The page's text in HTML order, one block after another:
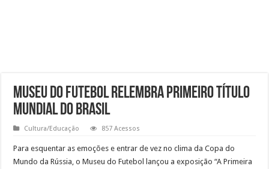
Museu do Futebol relembra primeiro título
mundial do Brasil
Cultura/Educação 857 Acessos
Para esquentar as emoções e entrar de vez no clima da Copa do
Mundo da Rússia, o Museu do Futebol lançou a exposição “A Primeira